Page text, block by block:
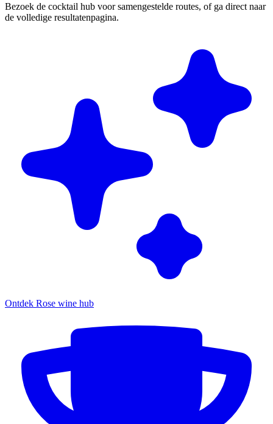
Bezoek de cocktail hub voor samengestelde routes, of ga direct naar
de volledige resultatenpagina.
Ontdek Rose wine hub